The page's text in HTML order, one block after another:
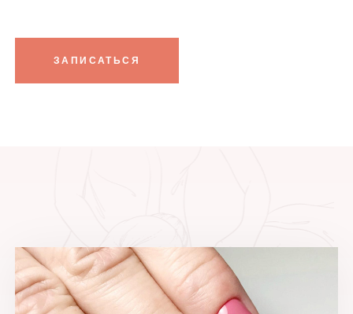
ЗАПИСАТЬСЯ